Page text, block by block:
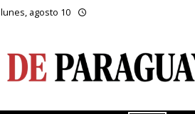
lunes, agosto 10